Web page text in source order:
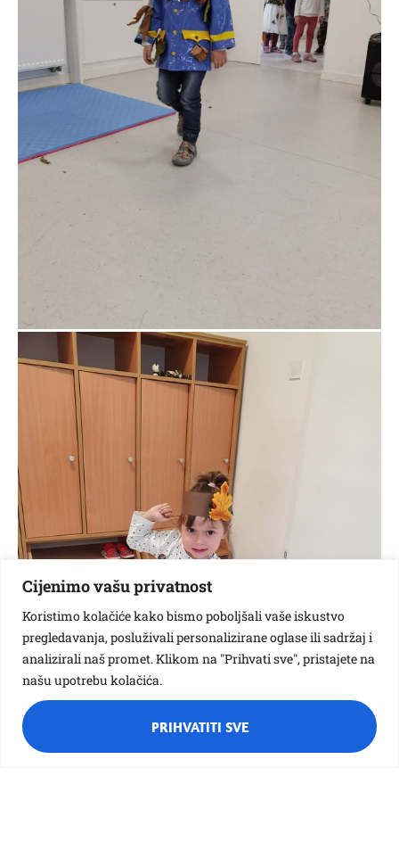
Cijenimo vašu privatnost
Koristimo kolačiće kako bismo poboljšali vaše iskustvo
pregledavanja, posluživali personalizirane oglase ili sadržaj i
analizirali naš promet. Klikom na "Prihvati sve", pristajete na
našu upotrebu kolačića.
PRIHVATITI SVE